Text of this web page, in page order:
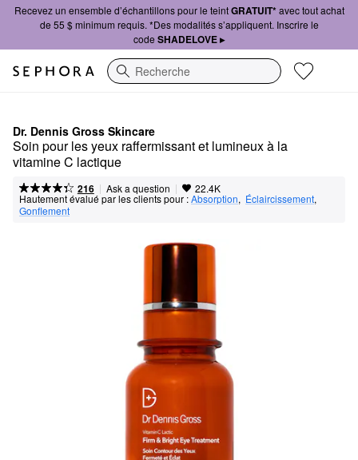
Recevez un ensemble d’échantillons pour le teintGRATUIT*avec tout achat
de 55 $ minimum requis. *Des modalités s’appliquent. Inscrire le
code SHADELOVE ▸
Recherche
Dr. Dennis Gross Skincare
Soin pour les yeux raffermissant et lumineux à la
vitamine C lactique
216 | Ask a question | 22.4K
Hautement évalué par les clients pour :Absorption, Éclaircissement,
Gonflement